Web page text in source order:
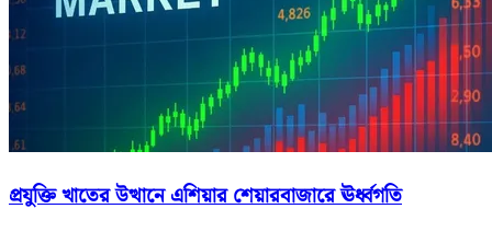
প্রযুক্তি খাতের উত্থানে এশিয়ার শেয়ারবাজারে ঊর্ধ্বগতি